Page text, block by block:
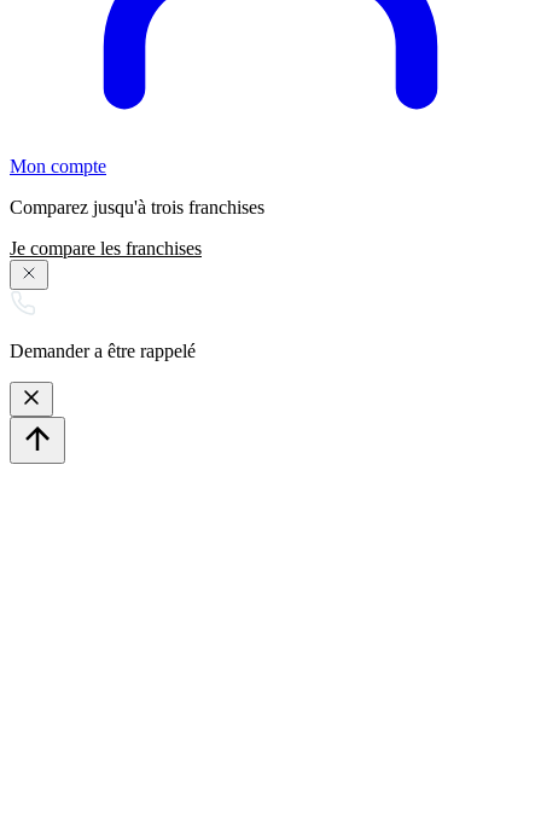
Mon compte
Comparez jusqu'à trois franchises
Je compare les franchises
Demander a être rappelé